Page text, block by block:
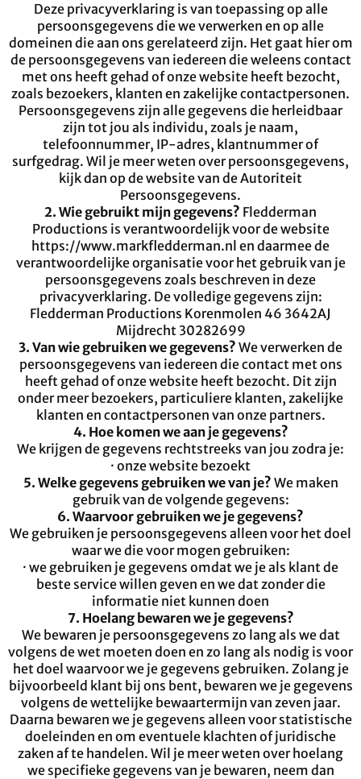
Deze privacyverklaring is van toepassing op alle
persoonsgegevens die we verwerken en op alle
domeinen die aan ons gerelateerd zijn. Het gaat hier om
de persoonsgegevens van iedereen die weleens contact
met ons heeft gehad of onze website heeft bezocht,
zoals bezoekers, klanten en zakelijke contactpersonen.
Persoonsgegevens zijn alle gegevens die herleidbaar
zijn tot jou als individu, zoals je naam,
telefoonnummer, IP-adres, klantnummer of
surfgedrag. Wil je meer weten over persoonsgegevens,
kijk dan op de website van de Autoriteit
Persoonsgegevens.
2. Wie gebruikt mijn gegevens? Fledderman
Productions is verantwoordelijk voor de website
https://www.markfledderman.nl en daarmee de
verantwoordelijke organisatie voor het gebruik van je
persoonsgegevens zoals beschreven in deze
privacyverklaring. De volledige gegevens zijn:
Fledderman Productions Korenmolen 46 3642AJ
Mijdrecht 30282699
3. Van wie gebruiken we gegevens? We verwerken de
persoonsgegevens van iedereen die contact met ons
heeft gehad of onze website heeft bezocht. Dit zijn
onder meer bezoekers, particuliere klanten, zakelijke
klanten en contactpersonen van onze partners.
4. Hoe komen we aan je gegevens?
We krijgen de gegevens rechtstreeks van jou zodra je:
· onze website bezoekt
5. Welke gegevens gebruiken we van je? We maken
gebruik van de volgende gegevens:
6. Waarvoor gebruiken we je gegevens?
We gebruiken je persoonsgegevens alleen voor het doel
waar we die voor mogen gebruiken:
· we gebruiken je gegevens omdat we je als klant de
beste service willen geven en we dat zonder die
informatie niet kunnen doen
7. Hoelang bewaren we je gegevens?
We bewaren je persoonsgegevens zo lang als we dat
volgens de wet moeten doen en zo lang als nodig is voor
het doel waarvoor we je gegevens gebruiken. Zolang je
bijvoorbeeld klant bij ons bent, bewaren we je gegevens
volgens de wettelijke bewaartermijn van zeven jaar.
Daarna bewaren we je gegevens alleen voor statistische
doeleinden en om eventuele klachten of juridische
zaken af te handelen. Wil je meer weten over hoelang
we specifieke gegevens van je bewaren, neem dan